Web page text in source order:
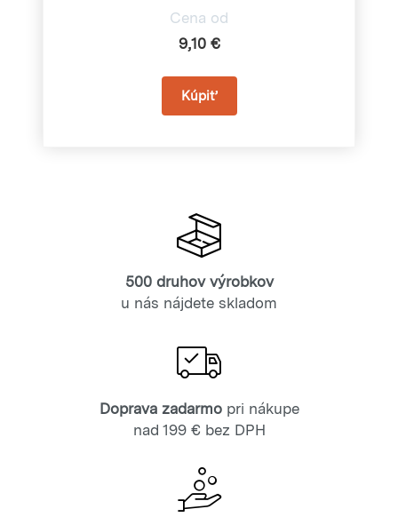
Cena od
9,10 €
500 druhov výrobkov
u nás nájdete skladom
Doprava zadarmopri nákupe
nad 199 € bez DPH